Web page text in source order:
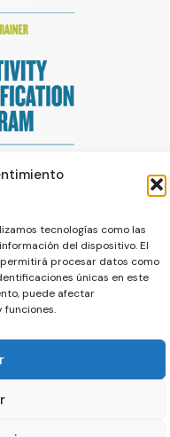
tecnologías como las
del dispositivo. El
procesar datos como
únicas en este
puede afectar